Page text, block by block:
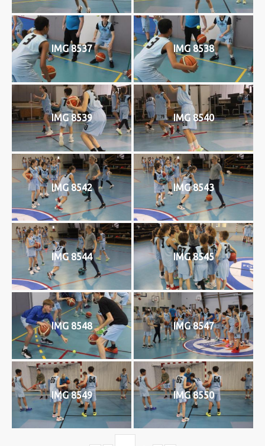
IMG 8537 IMG 8538
IMG 8539 IMG 8540
IMG 8542 IMG 8543
IMG 8544 IMG 8545
IMG 8548 IMG 8547
IMG 8549 IMG 8550